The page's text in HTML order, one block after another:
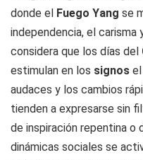
donde el Fuego Yang se
independencia, el
considera que los días del
estimulan en los signos
audaces y los cambios
tienden a expresarse sin
de inspiración repentina o
dinámicas sociales se